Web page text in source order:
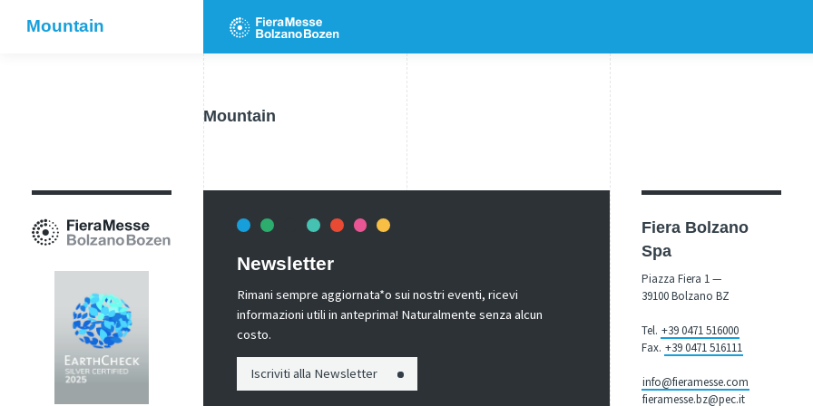
Mountain
Mountain
Newsletter
Rimani sempre aggiornata*o sui nostri eventi, ricevi
informazioni utili in anteprima! Naturalmente senza alcun
costo.
Iscriviti alla Newsletter
Fiera Bolzano
Spa
Piazza Fiera 1 —
39100 Bolzano BZ
Tel. +39 0471 516000
Fax. +39 0471 516111
info@fieramesse.com
fieramesse.bz@pec.it